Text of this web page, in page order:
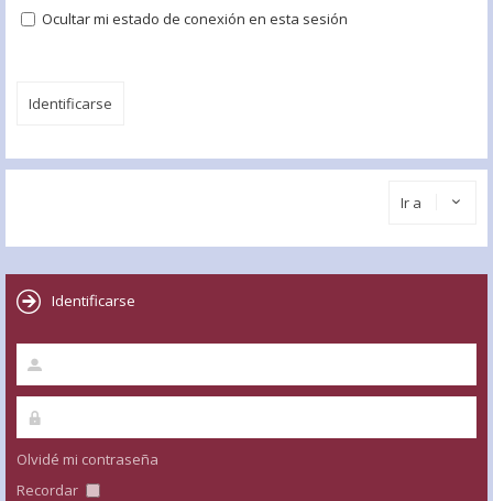
Ocultar mi estado de conexión en esta sesión
Ir a
Identificarse
Olvidé mi contraseña
Recordar